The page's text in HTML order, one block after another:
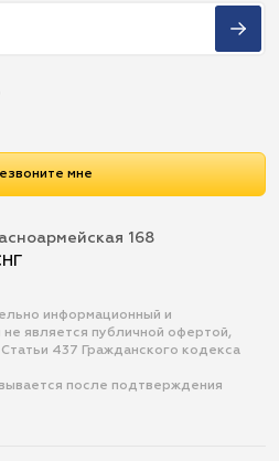
мне
168
информационный и
является публичной офертой,
437 Гражданского кодекса
после подтверждения